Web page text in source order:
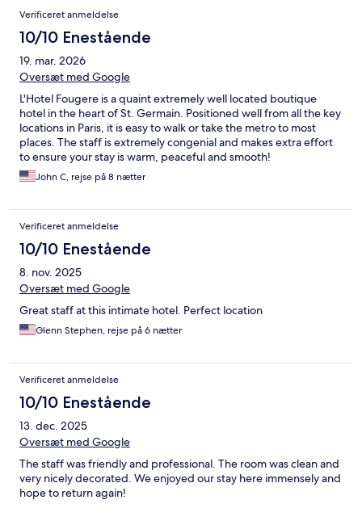
Verificeret anmeldelse
10/10 Enestående
19. mar. 2026
Oversæt med Google
L'Hotel Fougere is a quaint extremely well located boutique
hotel in the heart of St. Germain. Positioned well from all the key
locations in Paris, it is easy to walk or take the metro to most
places. The staff is extremely congenial and makes extra effort
to ensure your stay is warm, peaceful and smooth!
John C, rejse på 8 nætter
Verificeret anmeldelse
10/10 Enestående
8. nov. 2025
Oversæt med Google
Great staff at this intimate hotel. Perfect location
Glenn Stephen, rejse på 6 nætter
Verificeret anmeldelse
10/10 Enestående
13. dec. 2025
Oversæt med Google
The staff was friendly and professional. The room was clean and
very nicely decorated. We enjoyed our stay here immensely and
hope to return again!